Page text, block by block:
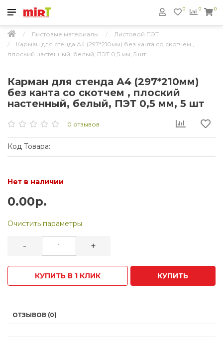
0
0 0
Листовые материалы
Листовой ПЭТ
Карман для стенда А4 (297*210мм) без канта со скотчем ,
плоский настенный, белый, ПЭТ 0,5 мм, 5 шт
Карман для стенда А4 (297*210мм)
без канта со скотчем , плоский
настенный, белый, ПЭТ 0,5 мм, 5 шт
0 отзывов
Код Товара:
Нет в наличии
0.00р.
Очистить параметры
- +
КУПИТЬ В 1 КЛИК КУПИТЬ
ОТЗЫВОВ (0)